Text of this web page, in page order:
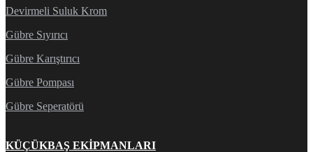
Devirmeli Suluk Krom
Gübre Sıyırıcı
Gübre Karıştırıcı
Gübre Pompası
Gübre Seperatörü
KÜÇÜKBAŞ EKIPMANLARI